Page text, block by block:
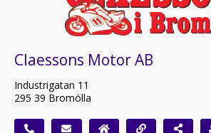
Claessons Motor AB
Industrigatan 11
295 39 Bromölla